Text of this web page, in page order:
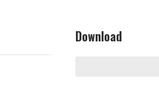
Download